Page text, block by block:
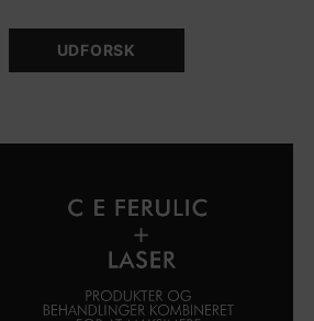
UDFORSK